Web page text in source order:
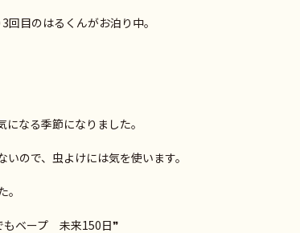
目のはるくんがお泊り中。
なる季節になりました。
ので、虫よけには気を使います。
もベープ 未来150日❞